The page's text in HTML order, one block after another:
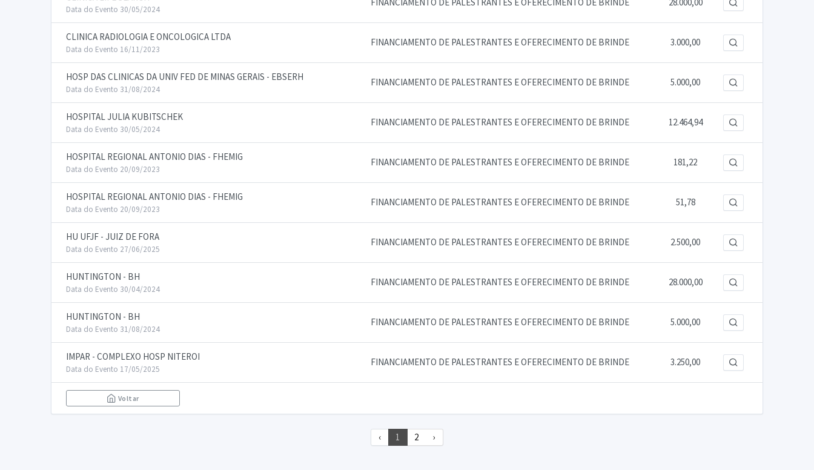
Data do Evento 30/05/2024
CLINICA RADIOLOGIA E ONCOLOGICA LTDA
Data do Evento 16/11/2023
FINANCIAMENTO DE PALESTRANTES E OFERECIMENTO DE BRINDE 3.000,00
HOSP DAS CLINICAS DA UNIV FED DE MINAS GERAIS - EBSERH
Data do Evento 31/08/2024
FINANCIAMENTO DE PALESTRANTES E OFERECIMENTO DE BRINDE 5.000,00
HOSPITAL JULIA KUBITSCHEK
Data do Evento 30/05/2024
FINANCIAMENTO DE PALESTRANTES E OFERECIMENTO DE BRINDE 12.464,94
HOSPITAL REGIONAL ANTONIO DIAS - FHEMIG
Data do Evento 20/09/2023
FINANCIAMENTO DE PALESTRANTES E OFERECIMENTO DE BRINDE 181,22
HOSPITAL REGIONAL ANTONIO DIAS - FHEMIG
Data do Evento 20/09/2023
FINANCIAMENTO DE PALESTRANTES E OFERECIMENTO DE BRINDE 51,78
HU UFJF - JUIZ DE FORA
Data do Evento 27/06/2025
FINANCIAMENTO DE PALESTRANTES E OFERECIMENTO DE BRINDE 2.500,00
HUNTINGTON - BH
Data do Evento 30/04/2024
FINANCIAMENTO DE PALESTRANTES E OFERECIMENTO DE BRINDE 28.000,00
HUNTINGTON - BH
Data do Evento 31/08/2024
FINANCIAMENTO DE PALESTRANTES E OFERECIMENTO DE BRINDE 5.000,00
IMPAR - COMPLEXO HOSP NITEROI
Data do Evento 17/05/2025
FINANCIAMENTO DE PALESTRANTES E OFERECIMENTO DE BRINDE 3.250,00
Voltar
‹ 1 2 ›